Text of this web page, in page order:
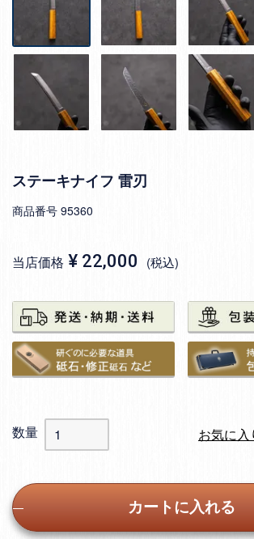
ステーキナイフ 雷刃
商品番号 95360
当店価格 ¥ 22,000 税込
お気に入
カートに入れる